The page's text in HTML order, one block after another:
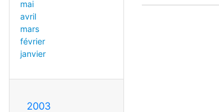
mai
avril
mars
février
janvier
2003